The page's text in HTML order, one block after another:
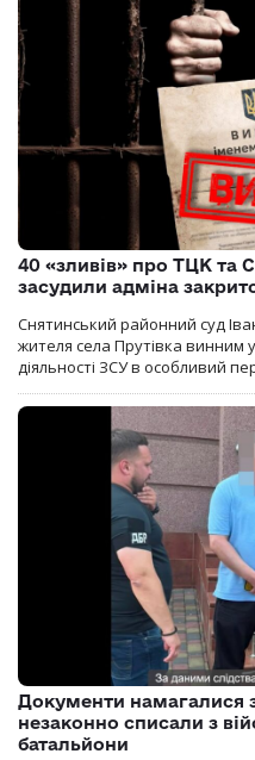
40 «зливів» про ТЦК та
засудили адміна
Снятинський районний суд
жителя села Прутівка винним
діяльності ЗСУ в особливий
Документи намагалися
незаконно списали з
батальйони